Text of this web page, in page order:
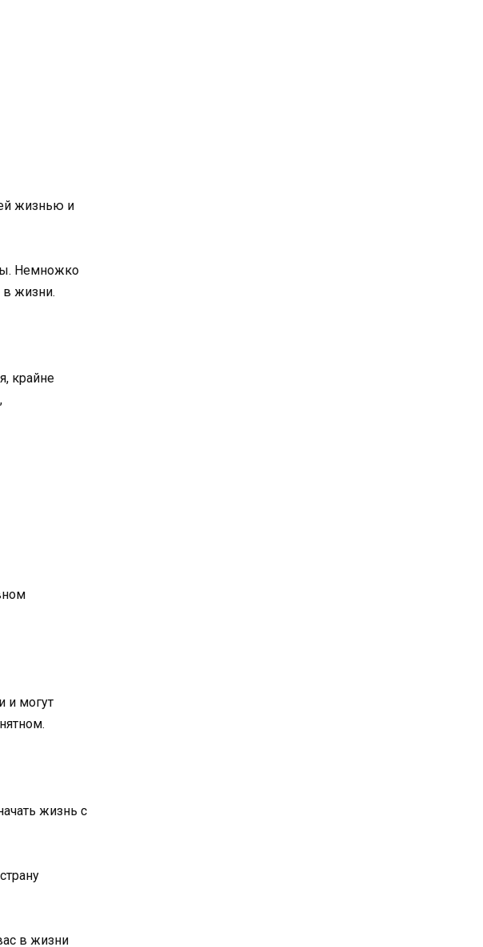
жизнью и
Немножко
жизни.
крайне
и могут
жизнь с
в жизни